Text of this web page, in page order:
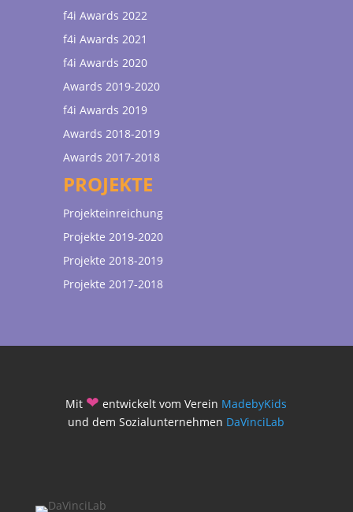
f4i Awards 2022
f4i Awards 2021
f4i Awards 2020
Awards 2019-2020
f4i Awards 2019
Awards 2018-2019
Awards 2017-2018
PROJEKTE
Projekteinreichung
Projekte 2019-2020
Projekte 2018-2019
Projekte 2017-2018
Mit ❤ entwickelt vom Verein MadebyKids
und dem Sozialunternehmen DaVinciLab